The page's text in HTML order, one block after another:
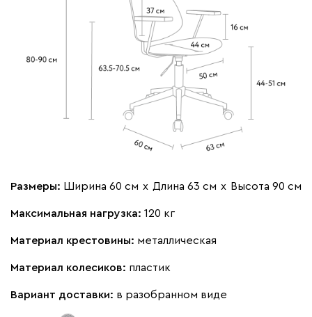
Размеры: Ширина 60 см х Длина 63 см х Высота 90 см
Максимальная нагрузка: 120 кг
Материал крестовины: металлическая
Материал колесиков: пластик
Вариант доставки: в разобранном виде